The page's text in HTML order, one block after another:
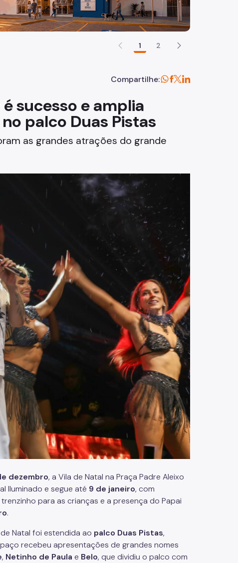
1 2
Compartilhe:
sucesso e amplia
palco Duas Pistas
as grandes atrações do grande
dezembro, a Vila de Natal na Praça Padre Aleixo
Iluminado e segue até 9 de janeiro, com
para as crianças e a presença do Papai
.
Natal foi estendida ao palco Duas Pistas,
recebeu apresentações de grandes nomes
, Netinho de Paula e Belo, que dividiu o palco com